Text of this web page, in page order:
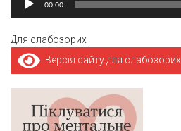
00:00
Для слабозорих
Версія сайту для слабозорих